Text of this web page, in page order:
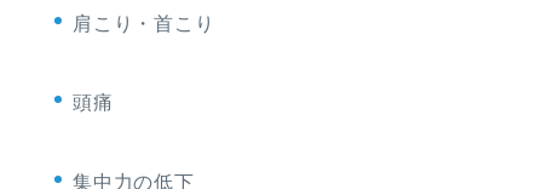
肩こり・首こり
頭痛
集中力の低下